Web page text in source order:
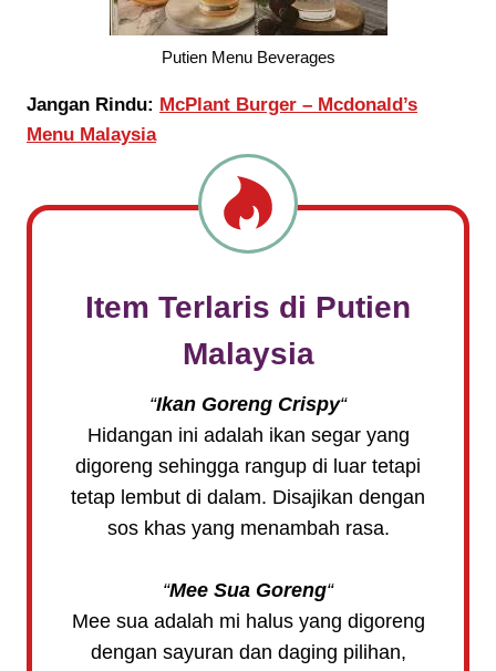
Putien Menu Beverages
Jangan Rindu: McPlant Burger – Mcdonald’s
Menu Malaysia
Item Terlaris di Putien
Malaysia
“Ikan Goreng Crispy“
Hidangan ini adalah ikan segar yang
digoreng sehingga rangup di luar tetapi
tetap lembut di dalam. Disajikan dengan
sos khas yang menambah rasa.
“Mee Sua Goreng“
Mee sua adalah mi halus yang digoreng
dengan sayuran dan daging pilihan,